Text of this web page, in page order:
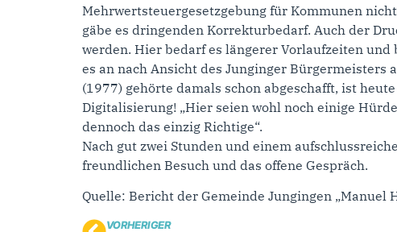
Mehrwertsteuergesetzgebung für Kommunen
gäbe es dringenden Korrekturbedarf. Auch der
werden. Hier bedarf es längerer Vorlaufzeiten
es an nach Ansicht des Junginger Bürgermeisters
(1977) gehörte damals schon abgeschafft, ist
Digitalisierung! „Hier seien wohl noch einige
dennoch das einzig Richtige“.
Nach gut zwei Stunden und einem
freundlichen Besuch und das offene Gespräch.
Quelle: Bericht der Gemeinde Jungingen „Manuel
VORHERIGER